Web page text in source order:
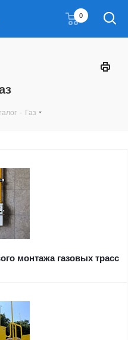
0
- Газ
монтажа газовых трасс